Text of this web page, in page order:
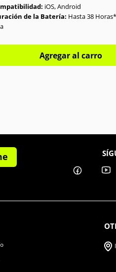
iOS, Android
de la Batería: Hasta 38
Agregar al carro